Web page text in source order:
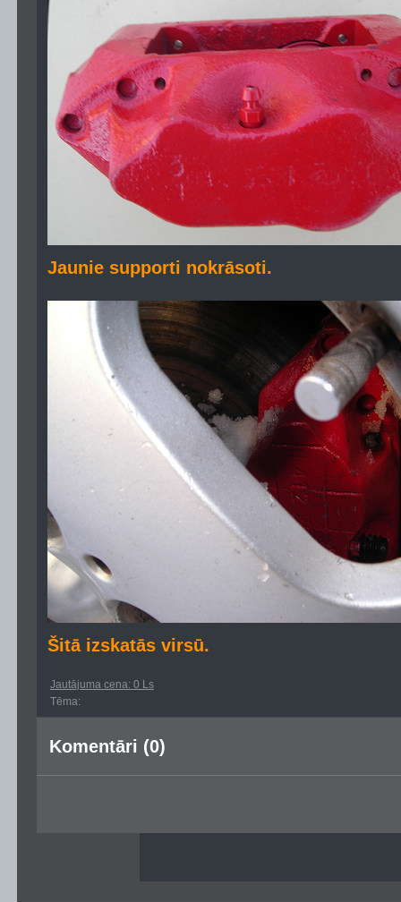
Jaunie supporti nokrāsoti.
Šitā izskatās virsū.
Jautājuma cena: 0 Ls
Tēma:
Komentāri (0)